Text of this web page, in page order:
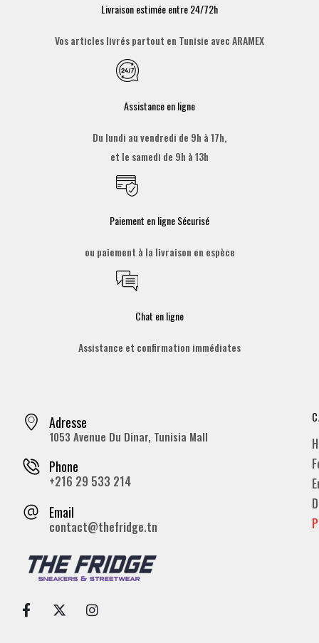
Livraison estimée entre 24/72h
Vos articles livrés partout en Tunisie avec ARAMEX
Assistance en ligne
Du lundi au vendredi de 9h à 17h,
et le samedi de 9h à 13h
Paiement en ligne Sécurisé
ou paiement à la livraison en espèce
Chat en ligne
Assistance et confirmation immédiates
Adresse
1053 Avenue Du Dinar, Tunisia Mall
Phone
+216 29 533 214
Email
contact@thefridge.tn